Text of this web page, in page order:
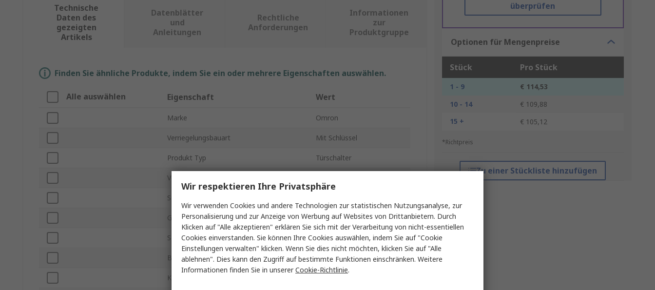
überprüfen
Optionen für Mengenpreise
Stück Pro Stück
1 - 9
€ 114,53
10 - 14
€ 109,88
15 +
€ 105,12
*Richtpreis
Zu einer Stückliste hinzufügen
Technische
Daten des
gezeigten
Artikels
Datenblätter
und
Anleitungen
Rechtliche
Anforderungen
Informationen
zur
Produktgruppe
Finden Sie ähnliche Produkte, indem Sie ein oder mehrere Eigenschaften auswählen.
Alle auswählen Eigenschaft Wert
Marke Omron
Verriegelungsbauart Mit Schlüssel
Produkt Typ Türschalter
Verriegelung
Sicherheitskontakte
Gehäusematerial Kunststoff
Serie D4GS
Betriebstemperatur min. -30°C
Kontaktspannung AC
Wir respektieren Ihre Privatsphäre
Wir verwenden Cookies und andere Technologien zur statistischen Nutzungsanalyse, zur
Personalisierung und zur Anzeige von Werbung auf Websites von Drittanbietern. Durch
Klicken auf "Alle akzeptieren" erklären Sie sich mit der Verarbeitung von nicht-essentiellen
Cookies einverstanden. Sie können Ihre Cookies auswählen, indem Sie auf "Cookie
Einstellungen verwalten" klicken. Wenn Sie dies nicht möchten, klicken Sie auf "Alle
ablehnen". Dies kann den Zugriff auf bestimmte Funktionen einschränken. Weitere
Informationen finden Sie in unsererCookie-Richtlinie.